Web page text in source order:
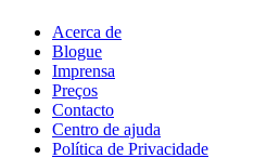
Acerca de
Blogue
Imprensa
Preços
Contacto
Centro de ajuda
Política de Privacidade